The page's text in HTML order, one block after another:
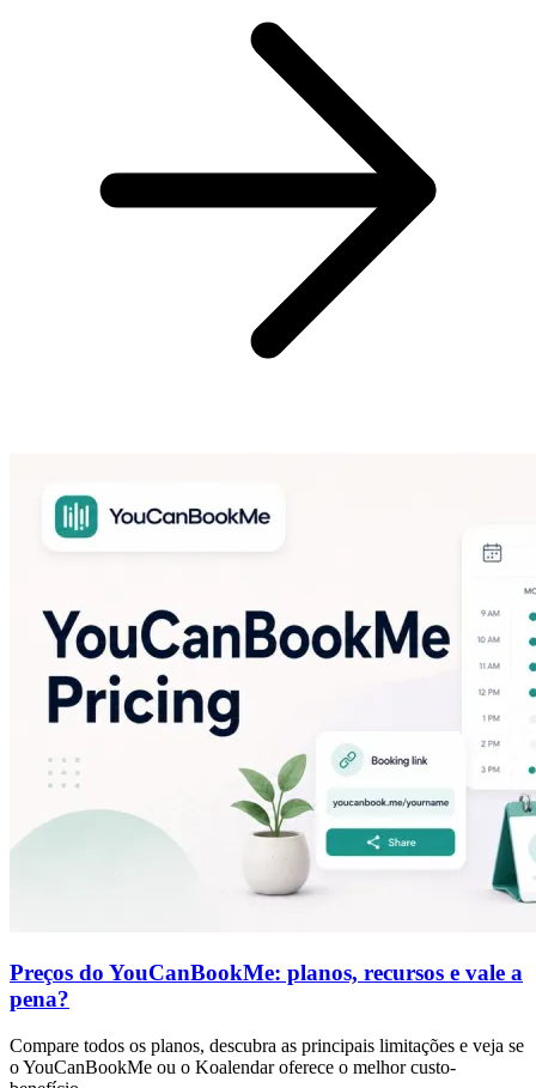
Preços do YouCanBookMe: planos, recursos e vale a
pena?
Compare todos os planos, descubra as principais limitações e veja se
o YouCanBookMe ou o Koalendar oferece o melhor custo-